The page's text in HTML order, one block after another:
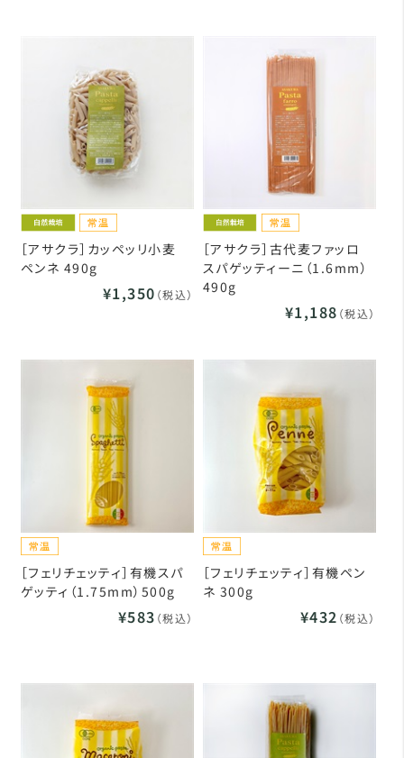
［アサクラ］カッペッリ小麦
ペンネ 490g
¥1,350 （税込）
［アサクラ］古代麦ファッロ
スパゲッティーニ（1.6mm）
490g
¥1,188 （税込）
［フェリチェッティ］有機スパ
ゲッティ（1.75mm）500g
¥583 （税込）
［フェリチェッティ］有機ペン
ネ 300g
¥432 （税込）